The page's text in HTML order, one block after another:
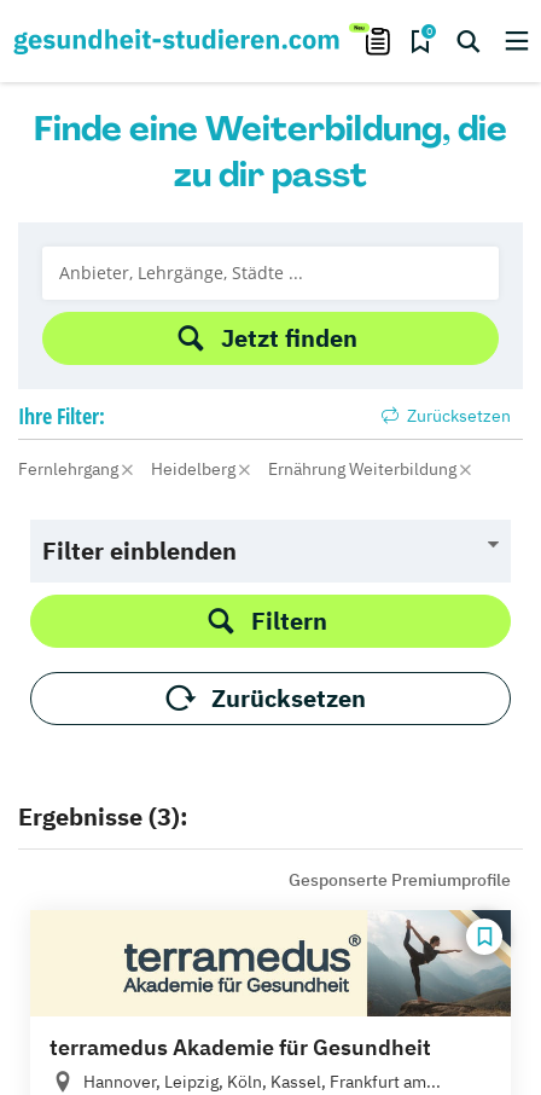
0
Finde eine Weiterbildung, die
zu dir passt
Jetzt finden
Ihre Filter: Zurücksetzen
Fernlehrgang Heidelberg Ernährung Weiterbildung
Filter einblenden
Filtern
Zurücksetzen
Ergebnisse (3):
Gesponserte Premiumprofile
terramedus Akademie für Gesundheit
Hannover, Leipzig, Köln, Kassel, Frankfurt am...